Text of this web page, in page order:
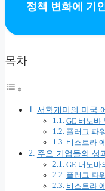
정책 변화에 기
목차
서학개미의 미국
GE 버노바
플러그 파
비스트라
주요 기업들의 성
GE 버노바
플러그 파
비스트라